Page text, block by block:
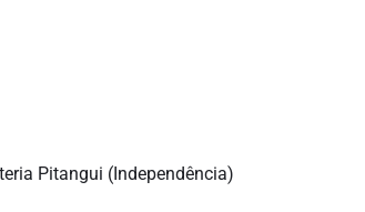
Pitangui (Independência)